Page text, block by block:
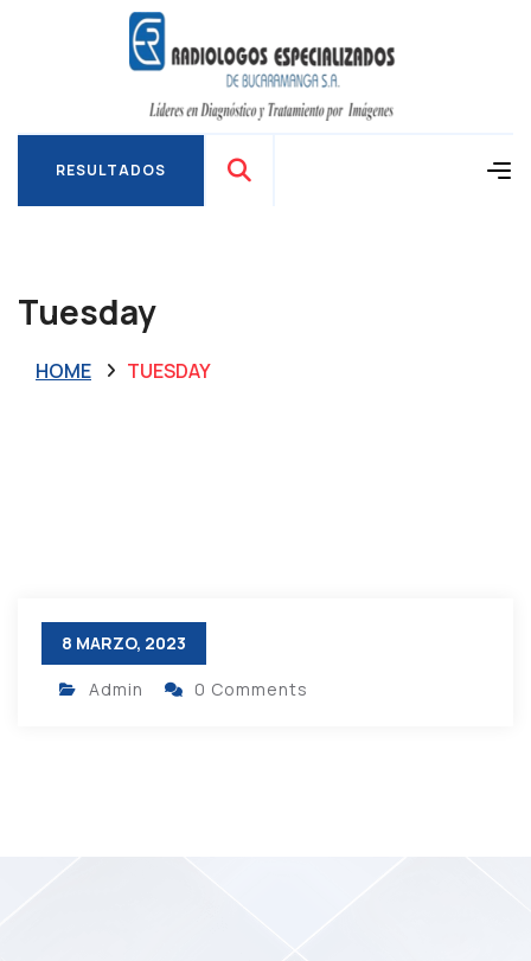
RESULTADOS
Tuesday
HOME TUESDAY
8 MARZO, 2023
Admin 0 Comments